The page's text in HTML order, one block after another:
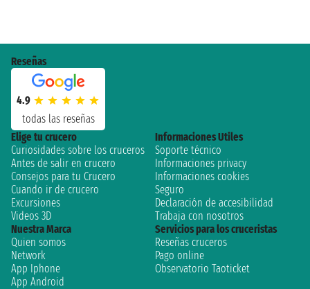
Reseñas
4.9
todas las reseñas
Elige tu crucero
Curiosidades sobre los cruceros
Antes de salir en crucero
Consejos para tu Crucero
Cuando ir de crucero
Excursiones
Videos 3D
Informaciones Utiles
Soporte técnico
Informaciones privacy
Informaciones cookies
Seguro
Declaración de accesibilidad
Trabaja con nosotros
Nuestra Marca
Quien somos
Network
App Iphone
App Android
Servicios para los cruceristas
Reseñas cruceros
Pago online
Observatorio Taoticket